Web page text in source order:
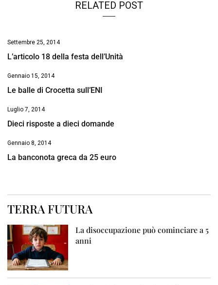
RELATED POST
Settembre 25, 2014
L’articolo 18 della festa dell’Unità
Gennaio 15, 2014
Le balle di Crocetta sull’ENI
Luglio 7, 2014
Dieci risposte a dieci domande
Gennaio 8, 2014
La banconota greca da 25 euro
TERRA FUTURA
La disoccupazione può cominciare a 5
anni